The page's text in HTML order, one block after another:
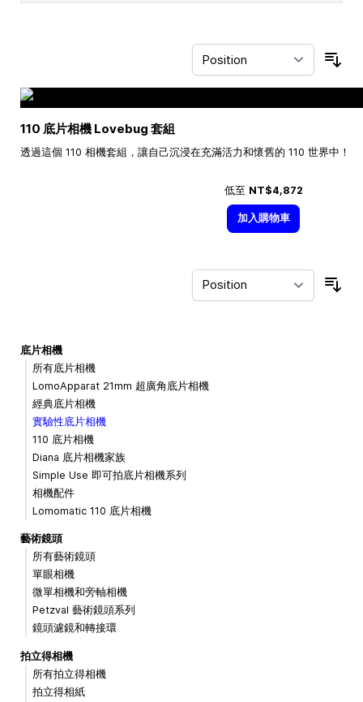
110 底片相機 Lovebug 套組
透過這個 110 相機套組，讓自己沉浸在充滿活力和懷舊的 110 世界中！
低至 NT$4,872
加入購物車
底片相機
所有底片相機
LomoApparat 21mm 超廣角底片相機
經典底片相機
實驗性底片相機
110 底片相機
Diana 底片相機家族
Simple Use 即可拍底片相機系列
相機配件
Lomomatic 110 底片相機
藝術鏡頭
所有藝術鏡頭
單眼相機
微單相機和旁軸相機
Petzval 藝術鏡頭系列
鏡頭濾鏡和轉接環
拍立得相機
所有拍立得相機
拍立得相紙